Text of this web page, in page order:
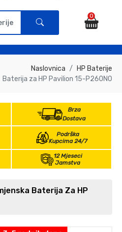
0
Naslovnica
HP Baterije
Baterija za HP Pavilion 15-P260NO
Brza
Dostava
Podrška
Kupcima 24/7
12 Mjeseci
Jamstva
Baterija Za HP